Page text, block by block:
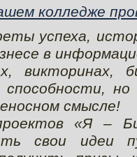
колледже
успеха,
в
викторинах,
способности,
смысле!
«Я –
свои идеи